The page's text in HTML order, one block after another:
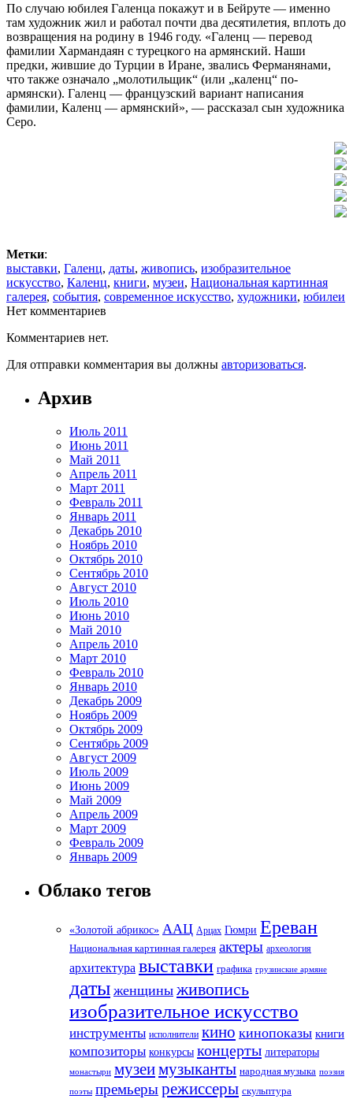
По случаю юбилея Галенца покажут и в Бейруте — именно
там художник жил и работал почти два десятилетия, вплоть до
возвращения на родину в 1946 году. «Галенц — перевод
фамилии Хармандаян с турецкого на армянский. Наши
предки, жившие до Турции в Иране, звались Ферманянами,
что также означало „молотильщик“ (или „каленц“ по-
армянски). Галенц — французский вариант написания
фамилии, Каленц — армянский», — рассказал сын художника
Серо.
Метки:
выставки, Галенц, даты, живопись, изобразительное
искусство, Каленц, книги, музеи, Национальная картинная
галерея, события, современное искусство, художники, юбилеи
Нет комментариев
Комментариев нет.
Для отправки комментария вы должны авторизоваться.
Архив
Июль 2011
Июнь 2011
Май 2011
Апрель 2011
Март 2011
Февраль 2011
Январь 2011
Декабрь 2010
Ноябрь 2010
Октябрь 2010
Сентябрь 2010
Август 2010
Июль 2010
Июнь 2010
Май 2010
Апрель 2010
Март 2010
Февраль 2010
Январь 2010
Декабрь 2009
Ноябрь 2009
Октябрь 2009
Сентябрь 2009
Август 2009
Июль 2009
Июнь 2009
Май 2009
Апрель 2009
Март 2009
Февраль 2009
Январь 2009
Облако тегов
«Золотой абрикос» ААЦ Арцах Гюмри Ереван
Национальная картинная галерея актеры археология
архитектура выставки графика грузинские армяне
даты женщины живопись
изобразительное искусство
инструменты исполнители кино кинопоказы книги
композиторы конкурсы концерты литераторы
монастыри музеимузыканты народная музыка поэзия
поэты премьерырежиссеры скульптура